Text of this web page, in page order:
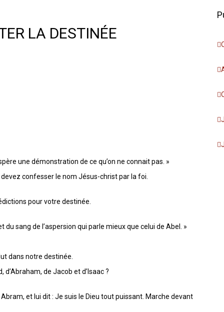
LA DESTINÉE
une démonstration de ce qu’on ne connait pas. »
confesser le nom Jésus-christ par la foi.
pour votre destinée.
sang de l’aspersion qui parle mieux que celui de Abel. »
dans notre destinée.
de Jacob et d’Isaac ?
et lui dit : Je suis le Dieu tout puissant. Marche devant